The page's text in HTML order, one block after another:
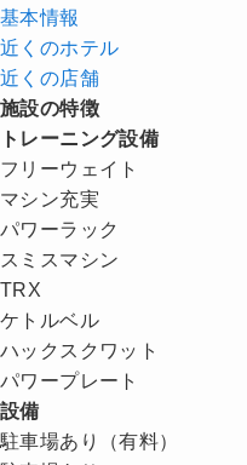
基本情報
近くのホテル
近くの店舗
施設の特徴
トレーニング設備
フリーウェイト
マシン充実
パワーラック
スミスマシン
TRX
ケトルベル
ハックスクワット
パワープレート
設備
駐車場あり（有料）